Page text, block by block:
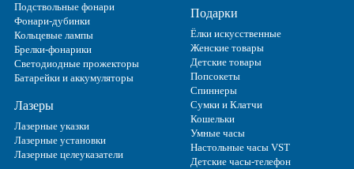
Подствольные фонари
Фонари-дубинки
Кольцевые лампы
Брелки-фонарики
Светодиодные прожекторы
Батарейки и аккумуляторы
Лазеры
Лазерные указки
Лазерные установки
Лазерные целеуказатели
Подарки
Ёлки искусственные
Женские товары
Детские товары
Попсокеты
Спиннеры
Сумки и Клатчи
Кошельки
Умные часы
Настольные часы VST
Детские часы-телефон